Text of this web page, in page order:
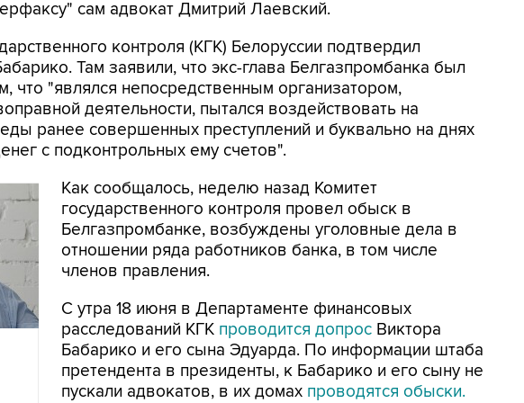
сам адвокат Дмитрий Лаевский.
контроля (КГК) Белоруссии подтвердил
Там заявили, что экс-глава Белгазпромбанка был
что "являлся непосредственным организатором,
деятельности, пытался воздействовать на
ранее совершенных преступлений и буквально на днях
с подконтрольных ему счетов".
Как сообщалось, неделю назад Комитет
государственного контроля провел обыск в
Белгазпромбанке, возбуждены уголовные дела в
отношении ряда работников банка, в том числе
членов правления.
С утра 18 июня в Департаменте финансовых
расследований КГК проводится допрос Виктора
Бабарико и его сына Эдуарда. По информации штаба
претендента в президенты, к Бабарико и его сыну не
пускали адвокатов, в их домах проводятся обыски.